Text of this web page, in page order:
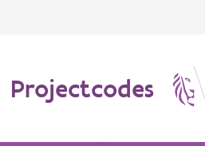
Projectcodes